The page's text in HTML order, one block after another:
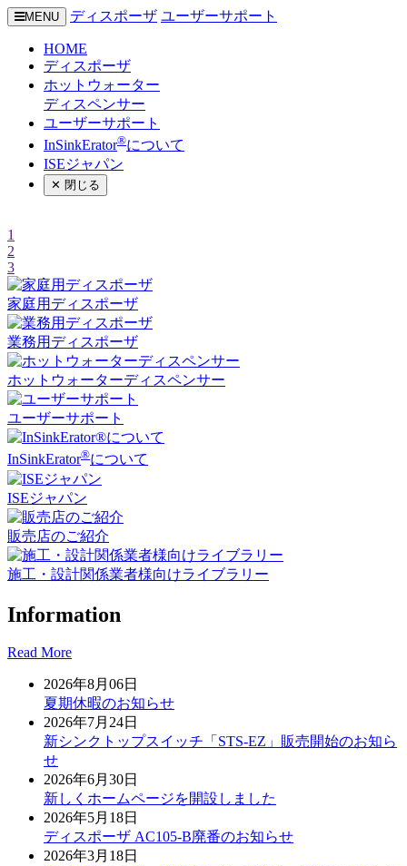
MENU ディスポーザ ユーザーサポート
HOME
ディスポーザ
ホットウォーター
ディスペンサー
ユーザーサポート
InSinkErator®について
ISEジャパン
✕ 閉じる
1
2
3
家庭用 ディスポーザ
業務用 ディスポーザ
ホットウォーターディスペンサー
ユーザーサポート
InSinkErator®について
ISEジャパン
販売店のご紹介
施工・設計関係業者様向けライブラリー
Information
Read More
2026年8月06日
夏期休暇のお知らせ
2026年7月24日
新シンクトップスイッチ「STS-EZ」販売開始のお知ら
せ
2026年6月30日
新しくホームページを開設しました
2026年5月18日
ディスポーザ AC105-B廃番のお知らせ
2026年3月18日